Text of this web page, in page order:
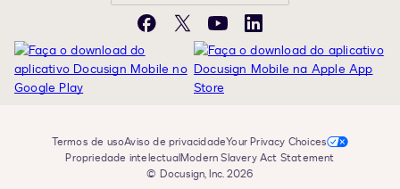
Facebook
X YouTubeLinkedIn
Termos de usoAviso de privacidadeYour Privacy Choices
Propriedade intelectualModern Slavery Act Statement
© Docusign, Inc. 2026